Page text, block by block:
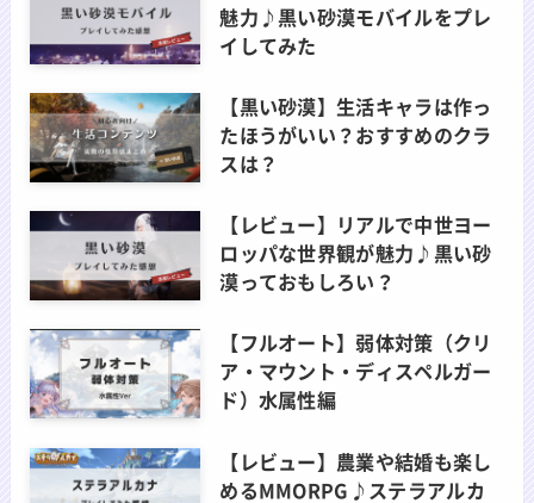
魅力♪黒い砂漠モバイルをプレ
イしてみた
【黒い砂漠】生活キャラは作っ
たほうがいい？おすすめのクラ
スは？
【レビュー】リアルで中世ヨー
ロッパな世界観が魅力♪黒い砂
漠っておもしろい？
【フルオート】弱体対策（クリ
ア・マウント・ディスペルガー
ド）水属性編
【レビュー】農業や結婚も楽し
めるMMORPG♪ステラアルカ